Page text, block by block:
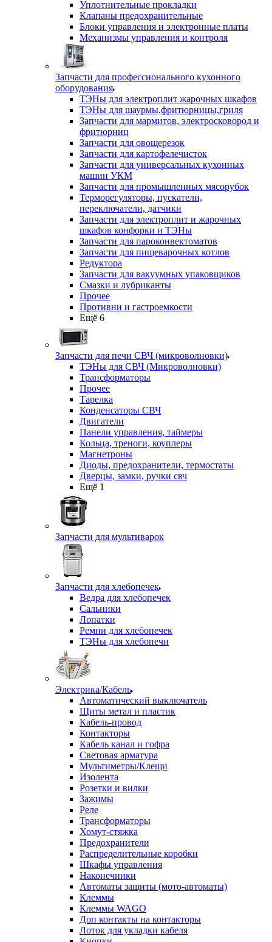
Уплотнительные прокладки
Клапаны предохранительные
Блоки управления и электронные платы
Механизмы управления и контроля
Запчасти для профессионального кухонного
оборудования
ТЭНы для электроплит жарочных шкафов
ТЭНы для шаурмы,фритюрницы,гриля
Запчасти для мармитов, электросковород и
фритюрниц
Запчасти для овощерезок
Запчасти для картофелечисток
Запчасти для универсальных кухонных
машин УКМ
Запчасти для промышленных мясорубок
Терморегуляторы, пускатели,
переключатели, датчики
Запчасти для электроплит и жарочных
шкафов конфорки и ТЭНы
Запчасти для пароконвектоматов
Запчасти для пищеварочных котлов
Редуктора
Запчасти для вакуумных упаковщиков
Смазки и лубриканты
Прочее
Противни и гастроемкости
Ещё 6
Запчасти для печи СВЧ (микроволновки)
ТЭНы для СВЧ (Микроволновки)
Трансформаторы
Прочее
Тарелка
Конденсаторы СВЧ
Двигатели
Панели управления, таймеры
Кольца, треноги, коуплеры
Магнетроны
Диоды, предохранители, термостаты
Дверцы, замки, ручки свч
Ещё 1
Запчасти для мультиварок
Запчасти для хлебопечек
Ведра для хлебопечек
Сальники
Лопатки
Ремни для хлебопечек
ТЭНы для хлебопечи
Электрика/Кабель
Автоматический выключатель
Щиты метал и пластик
Кабель-провод
Контакторы
Кабель канал и гофра
Световая арматура
Мультиметры/Клещи
Изолента
Розетки и вилки
Зажимы
Реле
Трансформаторы
Хомут-стяжка
Предохранители
Распределительные коробки
Шкафы управления
Наконечники
Автоматы защиты (мото-автоматы)
Клеммы
Клеммы WAGO
Доп контакты на контакторы
Лоток для укладки кабеля